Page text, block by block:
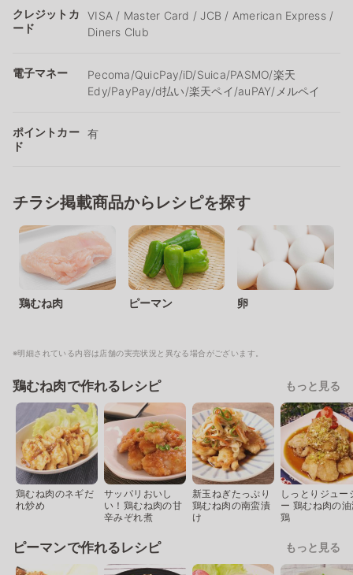
クレジットカ
ード
VISA / Master Card / JCB / American Express /
Diners Club
電子マネー
Pecoma/QuicPay/iD/Suica/PASMO/楽天
Edy/PayPay/d払い/楽天ペイ/auPAY/メルペイ
ポイントカー
ド
有
チラシ掲載商品からレシピを探す
鶏むね肉 ピーマン 卵
※明細されている内容は店舗の実売状況と異なる場合がございます。
鶏むね肉で作れるレシピ もっと見る
鶏むね肉のネギだ
れ炒め
サッパリおいし
い！鶏むね肉の甘
辛みぞれ煮
新玉ねぎたっぷり
鶏むね肉の南蛮漬
け
しっとりジュー
ー 鶏むね肉の
鶏
ピーマンで作れるレシピ もっと見る